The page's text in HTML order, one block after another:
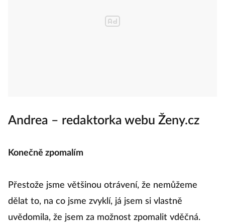
Andrea – redaktorka webu Ženy.cz
Konečně zpomalím
Přestože jsme většinou otrávení, že nemůžeme
dělat to, na co jsme zvyklí, já jsem si vlastně
uvědomila, že jsem za možnost zpomalit vděčná.